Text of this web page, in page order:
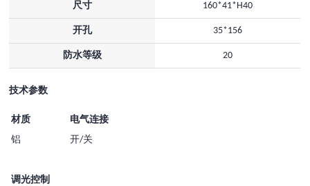
尺寸 160*41*H40
开孔 35*156
防水等级 20
技术参数
材质
电气连接
铝
开/关
调光控制